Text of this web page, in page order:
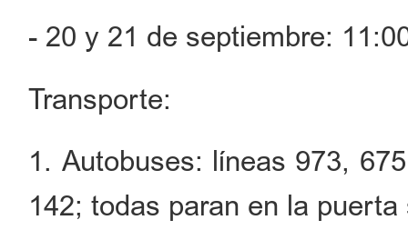
- 20 y 21 de septiembre:
Transporte:
1. Autobuses: líneas 973,
142; todas paran en la